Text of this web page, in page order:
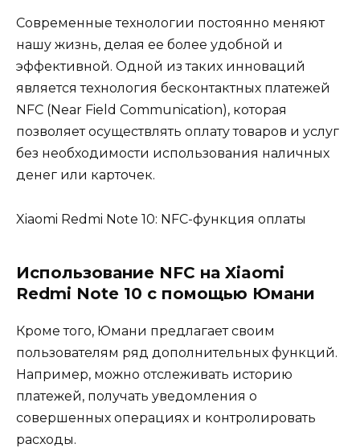
Современные технологии постоянно меняют
нашу жизнь, делая ее более удобной и
эффективной. Одной из таких инноваций
является технология бесконтактных платежей
NFC (Near Field Communication), которая
позволяет осуществлять оплату товаров и услуг
без необходимости использования наличных
денег или карточек.
Xiaomi Redmi Note 10: NFC-функция оплаты
Использование NFC на Xiaomi
Redmi Note 10 с помощью Юмани
Кроме того, Юмани предлагает своим
пользователям ряд дополнительных функций.
Например, можно отслеживать историю
платежей, получать уведомления о
совершенных операциях и контролировать
расходы.